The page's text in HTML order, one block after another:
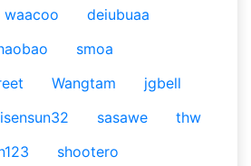
waacoo
deiubuaa
smoa
Wangtam
jgbell
sasawe
thw
shootero